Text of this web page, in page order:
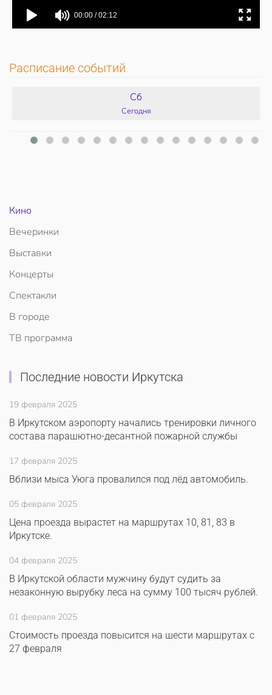
Расписание событий
Сб
Сегодня
Кино
Вечеринки
Выставки
Концерты
Спектакли
В городе
ТВ программа
Последние новости Иркутска
19 февраля 2025
В Иркутском аэропорту начались тренировки личного
состава парашютно-десантной пожарной службы
17 февраля 2025
Вблизи мыса Уюга провалился под лёд автомобиль.
05 февраля 2025
Цена проезда вырастет на маршрутах 10, 81, 83 в
Иркутске.
04 февраля 2025
В Иркутской области мужчину будут судить за
незаконную вырубку леса на сумму 100 тысяч рублей.
01 февраля 2025
Стоимость проезда повысится на шести маршрутах с
27 февраля